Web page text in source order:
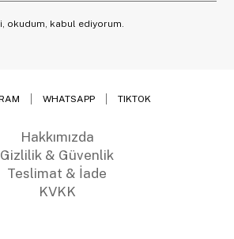
okudum, kabul ediyorum.
WHATSAPP TIKTOK
Hakkımızda
Gizlilik & Güvenlik
Teslimat & İade
KVKK